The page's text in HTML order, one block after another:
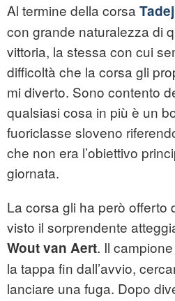
Al termine della corsa
con grande naturalezza di
vittoria, la stessa con cui
difficoltà che la corsa gli
mi diverto. Sono contento
qualsiasi cosa in più è un
fuoriclasse sloveno
che non era l’obiettivo
giornata.
La corsa gli ha però offerto
visto il sorprendente
Wout van Aert. Il
la tappa fin dall’avvio,
lanciare una fuga. Dopo